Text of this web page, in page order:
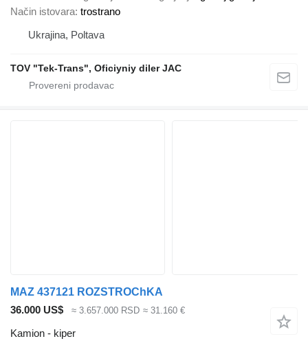
Način istovara trostrano
Ukrajina, Poltava
TOV "Tek-Trans", Oficiyniy diler JAC
MAZ 437121 ROZSTROChKA
36.000 US$
≈ 3.657.000 RSD ≈ 31.160 €
Kamion - kiper